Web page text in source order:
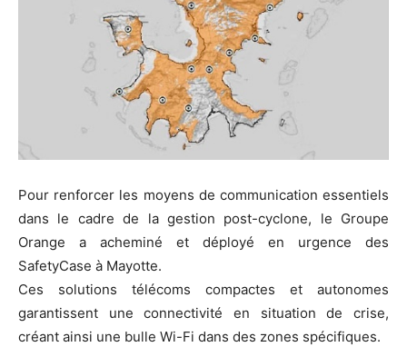
Pour renforcer les moyens de communication essentiels
dans le cadre de la gestion post-cyclone, le Groupe
Orange a acheminé et déployé en urgence des
SafetyCase à Mayotte.
Ces solutions télécoms compactes et autonomes
garantissent une connectivité en situation de crise,
créant ainsi une bulle Wi-Fi dans des zones spécifiques.